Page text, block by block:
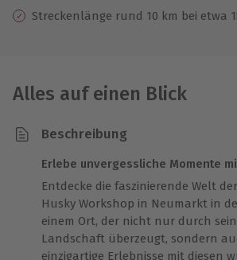
Streckenlänge rund 10 km bei etwa
Alles auf einen Blick
Beschreibung
Erlebe unvergessliche Momente
Entdecke die faszinierende Welt
Husky Workshop in Neumarkt in
einem Ort, der nicht nur durch
Landschaft überzeugt, sondern
einzigartige Erlebnisse mit diesen